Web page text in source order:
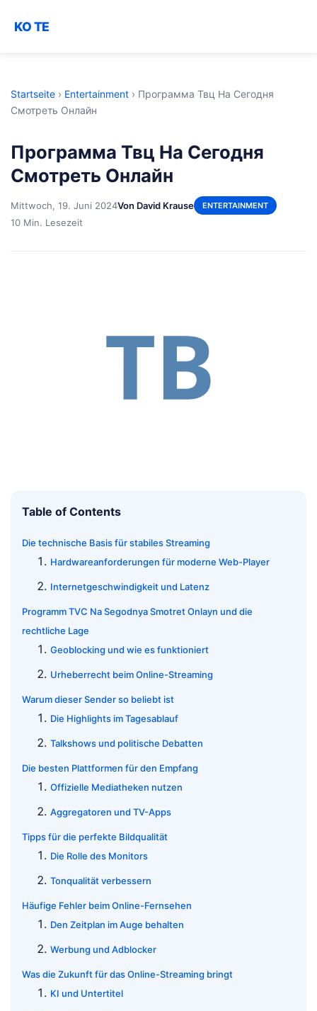
KO TE
Startseite › Entertainment › Программа Твц На Сегодня
Смотреть Онлайн
Программа Твц На Сегодня
Смотреть Онлайн
Mittwoch, 19. Juni 2024Von David Krause ENTERTAINMENT
10 Min. Lesezeit
Table of Contents
Die technische Basis für stabiles Streaming
Hardwareanforderungen für moderne Web-Player
Internetgeschwindigkeit und Latenz
Programm TVC Na Segodnya Smotret Onlayn und die
rechtliche Lage
Geoblocking und wie es funktioniert
Urheberrecht beim Online-Streaming
Warum dieser Sender so beliebt ist
Die Highlights im Tagesablauf
Talkshows und politische Debatten
Die besten Plattformen für den Empfang
Offizielle Mediatheken nutzen
Aggregatoren und TV-Apps
Tipps für die perfekte Bildqualität
Die Rolle des Monitors
Tonqualität verbessern
Häufige Fehler beim Online-Fernsehen
Den Zeitplan im Auge behalten
Werbung und Adblocker
Was die Zukunft für das Online-Streaming bringt
KI und Untertitel